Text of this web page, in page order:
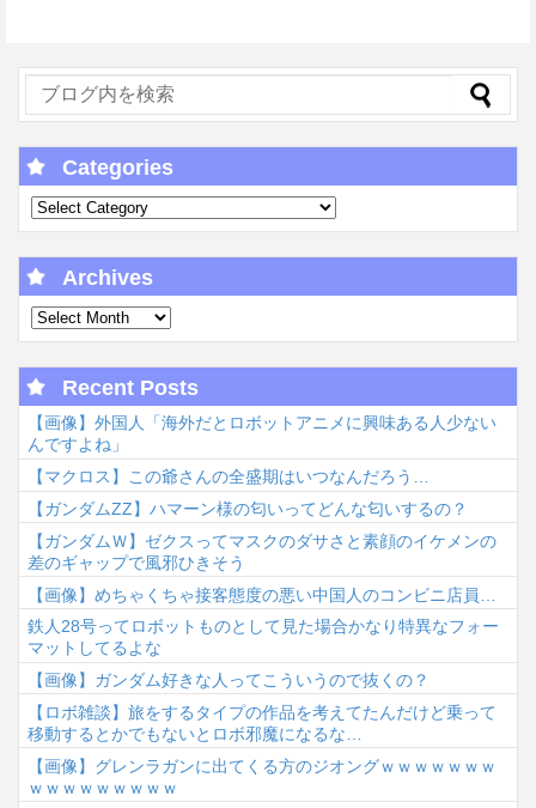
Categories
Archives
Recent Posts
【画像】外国人「海外だとロボットアニメに興味ある人少ない
んですよね」
【マクロス】この爺さんの全盛期はいつなんだろう…
【ガンダムΖΖ】ハマーン様の匂いってどんな匂いするの？
【ガンダムＷ】ゼクスってマスクのダサさと素顔のイケメンの
差のギャップで風邪ひきそう
【画像】めちゃくちゃ接客態度の悪い中国人のコンビニ店員…
鉄人28号ってロボットものとして見た場合かなり特異なフォー
マットしてるよな
【画像】ガンダム好きな人ってこういうので抜くの？
【ロボ雑談】旅をするタイプの作品を考えてたんだけど乗って
移動するとかでもないとロボ邪魔になるな…
【画像】グレンラガンに出てくる方のジオングｗｗｗｗｗｗｗ
ｗｗｗｗｗｗｗｗｗ